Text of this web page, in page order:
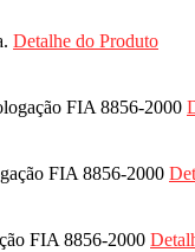
Detalhe do Produto
FIA 8856-2000
FIA 8856-2000
FIA 8856-2000